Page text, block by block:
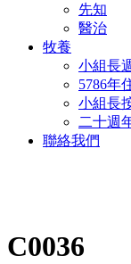
先知
醫治
牧養
小組長
5786年
小組長
二十週
聯絡我們
C0036